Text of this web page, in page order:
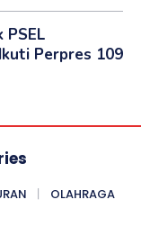
Perpres 109
OLAHRAGA